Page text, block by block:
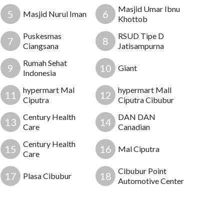
5 Masjid Nurul Iman 6
Masjid Umar Ibnu
Khottob
7
Puskesmas
Ciangsana
8
RSUD Tipe D
Jatisampurna
9
Rumah Sehat
Indonesia
10 Giant
11
hypermart Mal
Ciputra
12
hypermart Mall
Ciputra Cibubur
13
Century Health
Care
14
DAN DAN
Canadian
15
Century Health
Care
16 Mal Ciputra
17 Plasa Cibubur 18
Cibubur Point
Automotive Center